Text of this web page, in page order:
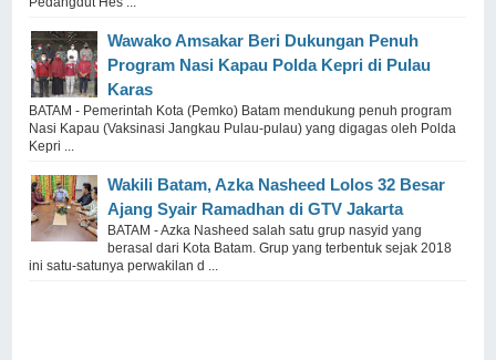
Wawako Amsakar Beri Dukungan Penuh
Program Nasi Kapau Polda Kepri di Pulau
Karas
BATAM - Pemerintah Kota (Pemko) Batam mendukung penuh program
Nasi Kapau (Vaksinasi Jangkau Pulau-pulau) yang digagas oleh Polda
Kepri ...
Wakili Batam, Azka Nasheed Lolos 32 Besar
Ajang Syair Ramadhan di GTV Jakarta
BATAM - Azka Nasheed salah satu grup nasyid yang
berasal dari Kota Batam. Grup yang terbentuk sejak 2018
ini satu-satunya perwakilan d ...